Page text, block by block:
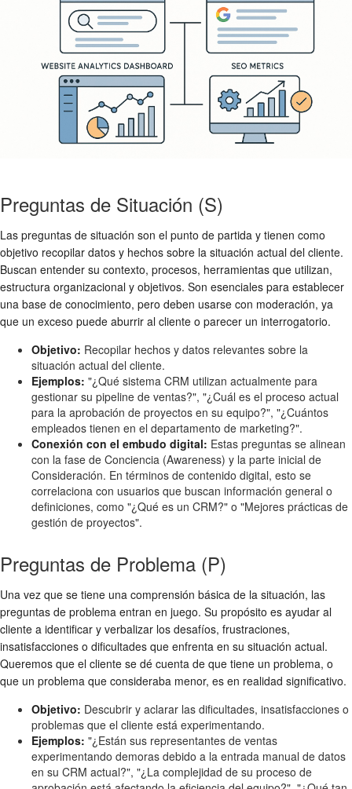
Preguntas de Situación (S)
Las preguntas de situación son el punto de partida y tienen como
objetivo recopilar datos y hechos sobre la situación actual del cliente.
Buscan entender su contexto, procesos, herramientas que utilizan,
estructura organizacional y objetivos. Son esenciales para establecer
una base de conocimiento, pero deben usarse con moderación, ya
que un exceso puede aburrir al cliente o parecer un interrogatorio.
Objetivo: Recopilar hechos y datos relevantes sobre la
situación actual del cliente.
Ejemplos: "¿Qué sistema CRM utilizan actualmente para
gestionar su pipeline de ventas?", "¿Cuál es el proceso actual
para la aprobación de proyectos en su equipo?", "¿Cuántos
empleados tienen en el departamento de marketing?".
Conexión con el embudo digital: Estas preguntas se alinean
con la fase de Conciencia (Awareness) y la parte inicial de
Consideración. En términos de contenido digital, esto se
correlaciona con usuarios que buscan información general o
definiciones, como "¿Qué es un CRM?" o "Mejores prácticas de
gestión de proyectos".
Preguntas de Problema (P)
Una vez que se tiene una comprensión básica de la situación, las
preguntas de problema entran en juego. Su propósito es ayudar al
cliente a identificar y verbalizar los desafíos, frustraciones,
insatisfacciones o dificultades que enfrenta en su situación actual.
Queremos que el cliente se dé cuenta de que tiene un problema, o
que un problema que consideraba menor, es en realidad significativo.
Objetivo: Descubrir y aclarar las dificultades, insatisfacciones o
problemas que el cliente está experimentando.
Ejemplos: "¿Están sus representantes de ventas
experimentando demoras debido a la entrada manual de datos
en su CRM actual?", "¿La complejidad de su proceso de